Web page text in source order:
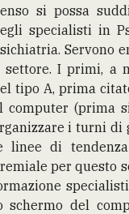
si possa
specialisti in
Servono
I primi, a
tipo A, prima
computer (prima
i turni di
linee di
per questo
schermo del